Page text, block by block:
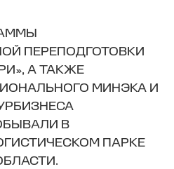
ПЕРЕПОДГОТОВКИ
А ТАКЖЕ
МИНЭКА И
В
ПАРКЕ